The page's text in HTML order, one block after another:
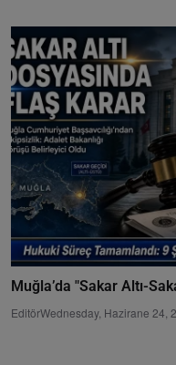
Muğla’da "Sakar Altı-
EditörWednesday, Hazirane 24,